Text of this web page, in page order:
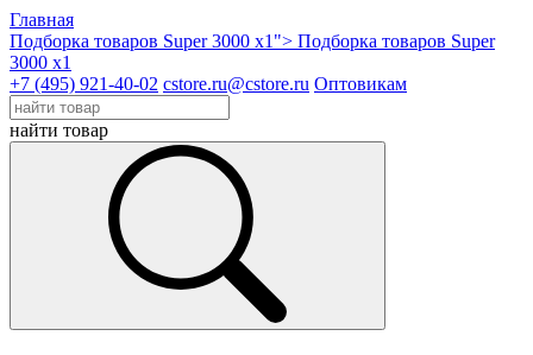
Главная
Подборка товаров Super 3000 x1"> Подборка товаров Super
3000 x1
+7 (495) 921-40-02 cstore.ru@cstore.ru Оптовикам
найти товар